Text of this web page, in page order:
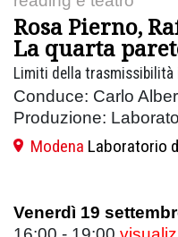
Rosa Pierno,
La quarta
Limiti della
Conduce: Carlo
Produzione:
Modena Laboratorio
Venerdì 19